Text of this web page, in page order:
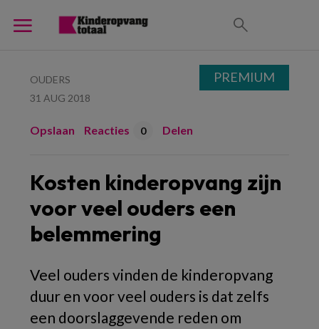
OUDERS
31 AUG 2018
Opslaan Reacties 0 Delen
Kosten kinderopvang zijn
voor veel ouders een
belemmering
Veel ouders vinden de kinderopvang
duur en voor veel ouders is dat zelfs
een doorslaggevende reden om
PREMIUM